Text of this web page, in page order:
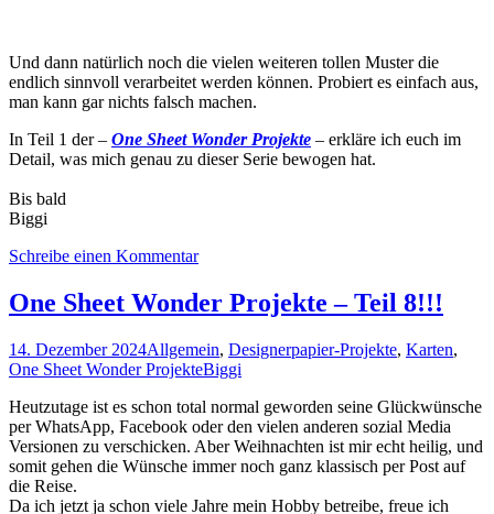
Und dann natürlich noch die vielen weiteren tollen Muster die
endlich sinnvoll verarbeitet werden können. Probiert es einfach aus,
man kann gar nichts falsch machen.
In Teil 1 der – One Sheet Wonder Projekte – erkläre ich euch im
Detail, was mich genau zu dieser Serie bewogen hat.
Bis bald
Biggi
Schreibe einen Kommentar
One Sheet Wonder Projekte – Teil 8!!!
14. Dezember 2024Allgemein, Designerpapier-Projekte, Karten,
One Sheet Wonder ProjekteBiggi
Heutzutage ist es schon total normal geworden seine Glückwünsche
per WhatsApp, Facebook oder den vielen anderen sozial Media
Versionen zu verschicken. Aber Weihnachten ist mir echt heilig, und
somit gehen die Wünsche immer noch ganz klassisch per Post auf
die Reise.
Da ich jetzt ja schon viele Jahre mein Hobby betreibe, freue ich